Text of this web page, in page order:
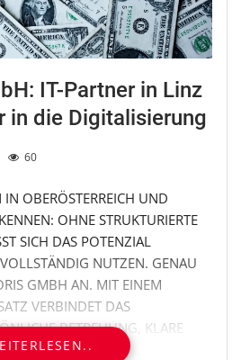
IT-Partner in Linz
in die Digitalisierung
60
OBERÖSTERREICH UND
OHNE STRUKTURIERTE
SICH DAS POTENZIAL
NUTZEN. GENAU
GMBH AN. MIT EINEM
VERBINDET DAS
BETREUUNG, KLARE
AUFGEBAUTE IT-